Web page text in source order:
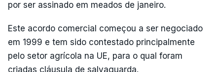
por ser assinado em meados de janeiro.
Este acordo comercial começou a ser negociado
em 1999 e tem sido contestado principalmente
pelo setor agrícola na UE, para o qual foram
criadas cláusula de salvaguarda.